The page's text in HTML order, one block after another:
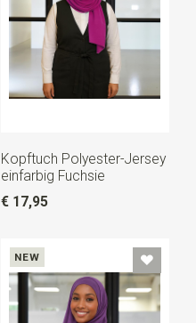
Kopftuch Polyester-Jersey
einfarbig Fuchsie
€ 17,95
NEW